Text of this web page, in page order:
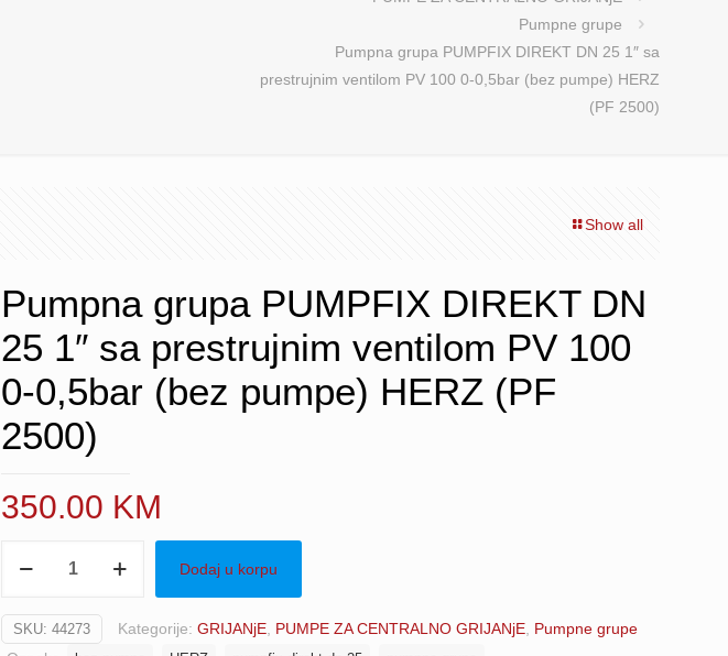
Pumpne grupe
Pumpna grupa PUMPFIX DIREKT DN 25 1″ sa
prestrujnim ventilom PV 100 0-0,5bar (bez pumpe) HERZ
(PF 2500)
Show all
Pumpna grupa PUMPFIX DIREKT DN
25 1″ sa prestrujnim ventilom PV 100
0-0,5bar (bez pumpe) HERZ (PF
2500)
350.00 KM
DIREKT
Dodaj u korpu
SKU: 44273 Kategorije: GRIJANjE PUMPE ZA CENTRALNO GRIJANjE Pumpne grupe